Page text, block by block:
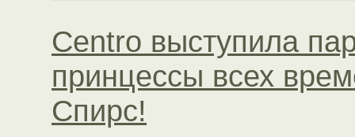
Centro выступила
принцессы всех
Спирс!